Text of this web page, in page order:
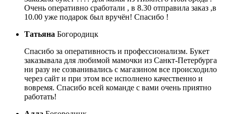
Очень оперативно сработали , в 8.30 отправила заказ ,в
10.00 уже подарок был вручён! Спасибо !
Татьяна Богородицк
Спасибо за оперативность и профессионализм. Букет
заказывала для любимой мамочки из Санкт-Петербурга
ни разу не созванивались с магазином все происходило
через сайт и при этом все исполнено качественно и
вовремя. Спасибо всей команде с вами очень приятно
работать!